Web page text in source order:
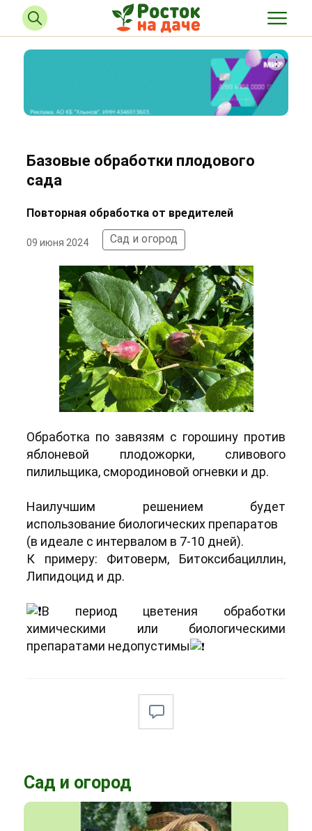
Базовые обработки плодового
сада
Повторная обработка от вредителей
09 июня 2024 Сад и огород
Обработка по завязям с горошину против
яблоневой плодожорки, сливового
пилильщика, смородиновой огневки и др.
Наилучшим решением будет
использование биологических препаратов
(в идеале с интервалом в 7-10 дней).
К примеру: Фитоверм, Битоксибациллин,
Липидоцид и др.
В период цветения обработки
химическими или биологическими
препаратами недопустимы
Сад и огород